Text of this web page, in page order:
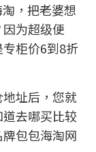
，把老婆想
为超级便
柜价6到8折
址后，您就
去哪买比较
包包海淘网